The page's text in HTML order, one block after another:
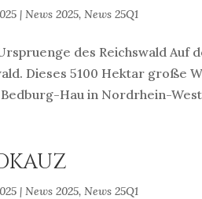
|News 2025,News 25Q1
des Reichswald Auf
Dieses 5100 Hektar große
Bedburg-Hau in Nordrhein-
|News 2025,News 25Q1